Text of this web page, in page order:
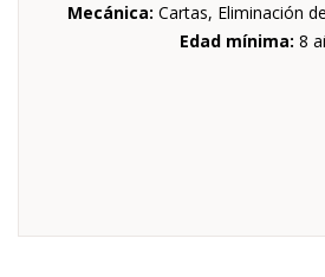
Mecánica: Cartas, Eliminación
Edad mínima: 8